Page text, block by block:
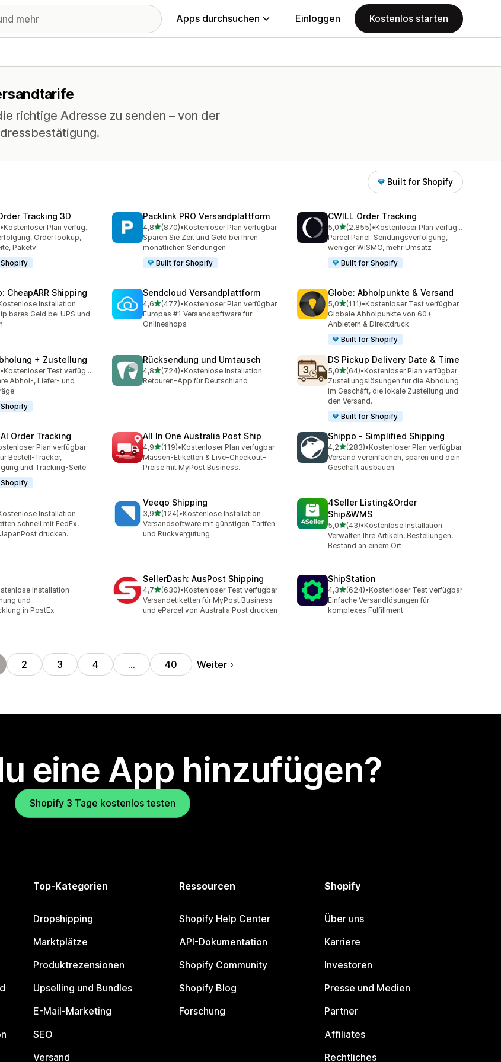
Apps durchsuchen Einloggen Kostenlos starten
richtige Adresse zu senden – von der
Built for Shopify
Tracking 3D
insgesamt
•
Kostenloser Plan verfügbar
Order lookup,
Paketv
Packlink PRO Versandplattform
4,8von 5 Sternen
(870)
870 Rezensionen insgesamt
•Kostenloser Plan verfügbar
Sparen Sie Zeit und Geld bei Ihren
monatlichen Sendungen
Built for Shopify
CWILL Order Tracking
5,0von 5 Sternen
(2.855)
2855 Rezensionen insgesamt
•
Kostenloser Plan verfügbar
Parcel Panel: Sendungsverfolgung,
weniger WISMO, mehr Umsatz
Built for Shopify
CheapARR Shipping
insgesamtInstallation
bares Geld bei UPS und
Sendcloud Versandplattform
4,6von 5 Sternen
(477)
477 Rezensionen insgesamt
•Kostenloser Plan verfügbar
Europas #1 Versandsoftware für
Onlineshops
Globe: Abholpunkte & Versand
5,0von 5 Sternen
(111)
111 Rezensionen insgesamt
•Kostenloser Test verfügbar
Globale Abholpunkte von 60+
Anbietern & Direktdruck
Built for Shopify
+ Zustellung
insgesamt
•
Kostenloser Test verfügbar
Abhol-, Liefer- und
Rücksendung und Umtausch
4,8von 5 Sternen
(724)
724 Rezensionen insgesamt
•Kostenlose Installation
Retouren-App für Deutschland
DS Pickup Delivery Date & Time
5,0von 5 Sternen
(64)
64 Rezensionen insgesamt
•Kostenloser Plan verfügbar
Zustellungslösungen für die Abholung
im Geschäft, die lokale Zustellung und
den Versand.
Built for Shopify
Order Tracking
insgesamtPlan verfügbar
Bestell-Tracker,
und Tracking-Seite
All In One Australia Post Ship
4,9von 5 Sternen
(119)
119 Rezensionen insgesamt
•Kostenloser Plan verfügbar
Massen-Etiketten & Live-Checkout-
Preise mit MyPost Business.
Shippo ‑ Simplified Shipping
4,2von 5 Sternen
(283)
283 Rezensionen insgesamt
•Kostenloser Plan verfügbar
Versand vereinfachen, sparen und dein
Geschäft ausbauen
insgesamtInstallation
schnell mit FedEx,
drucken.
Veeqo Shipping
3,9von 5 Sternen
(124)
124 Rezensionen insgesamt
•Kostenlose Installation
Versandsoftware mit günstigen Tarifen
und Rückvergütung
4Seller Listing&Order
Ship&WMS
5,0von 5 Sternen
(43)
43 Rezensionen insgesamt
•Kostenlose Installation
Verwalten Ihre Artikeln, Bestellungen,
Bestand an einem Ort
insgesamtInstallation
und
in PostEx
SellerDash: AusPost Shipping
4,7von 5 Sternen
(630)
630 Rezensionen insgesamt
•Kostenloser Test verfügbar
Versandetiketten für MyPost Business
und eParcel von Australia Post drucken
ShipStation
4,3von 5 Sternen
(624)
624 Rezensionen insgesamt
•Kostenloser Test verfügbar
Einfache Versandlösungen für
komplexes Fulfillment
2 3 4 … 40 Weiter
eine App hinzufügen?
Shopify 3 Tage kostenlos testen
Top-Kategorien
Dropshipping
Marktplätze
Produktrezensionen
Upselling und Bundles
E-Mail-Marketing
SEO
Versand
Ressourcen
Shopify Help Center
API-Dokumentation
Shopify Community
Shopify Blog
Forschung
Shopify
Über uns
Karriere
Investoren
Presse und Medien
Partner
Affiliates
Rechtliches